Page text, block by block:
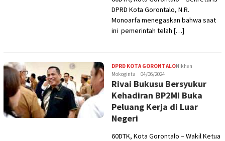
DPRD Kota Gorontalo, N.R.
Monoarfa menegaskan bahwa saat
ini pemerintah telah […]
DPRD KOTA GORONTALONikhen
Mokoginta
04/06/2024
Rivai Bukusu Bersyukur
Kehadiran BP2MI Buka
Peluang Kerja di Luar
Negeri
60DTK, Kota Gorontalo – Wakil Ketua